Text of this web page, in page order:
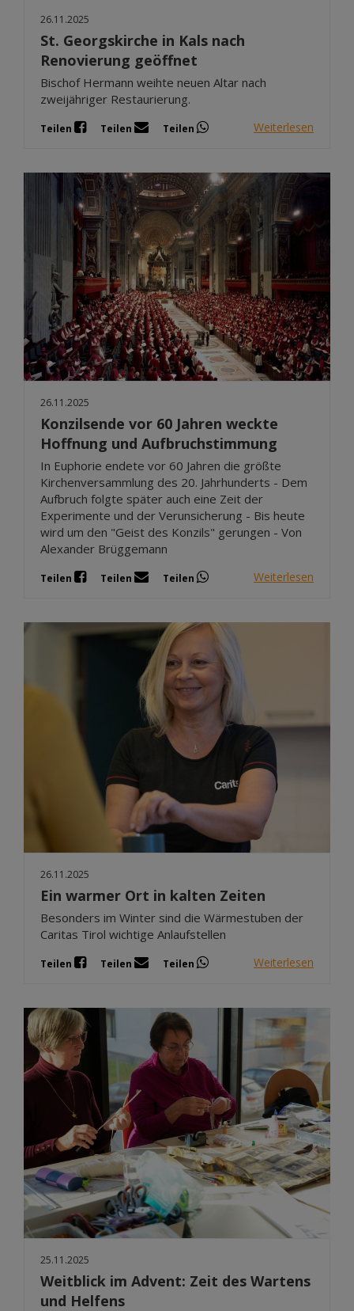
26.11.2025
St. Georgskirche in Kals nach
Renovierung geöffnet
Bischof Hermann weihte neuen Altar nach
zweijähriger Restaurierung.
Teilen Teilen Teilen Weiterlesen
26.11.2025
Konzilsende vor 60 Jahren weckte
Hoffnung und Aufbruchstimmung
In Euphorie endete vor 60 Jahren die größte
Kirchenversammlung des 20. Jahrhunderts - Dem
Aufbruch folgte später auch eine Zeit der
Experimente und der Verunsicherung - Bis heute
wird um den "Geist des Konzils" gerungen - Von
Alexander Brüggemann
Teilen Teilen Teilen Weiterlesen
26.11.2025
Ein warmer Ort in kalten Zeiten
Besonders im Winter sind die Wärmestuben der
Caritas Tirol wichtige Anlaufstellen
Teilen Teilen Teilen Weiterlesen
25.11.2025
Weitblick im Advent: Zeit des Wartens
und Helfens